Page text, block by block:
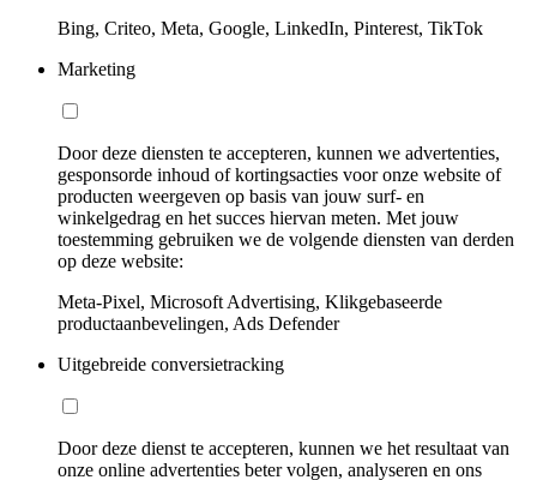
Bing, Criteo, Meta, Google, LinkedIn, Pinterest, TikTok
Marketing
Door deze diensten te accepteren, kunnen we advertenties,
gesponsorde inhoud of kortingsacties voor onze website of
producten weergeven op basis van jouw surf- en
winkelgedrag en het succes hiervan meten. Met jouw
toestemming gebruiken we de volgende diensten van derden
op deze website:
Meta-Pixel, Microsoft Advertising, Klikgebaseerde
productaanbevelingen, Ads Defender
Uitgebreide conversietracking
Door deze dienst te accepteren, kunnen we het resultaat van
onze online advertenties beter volgen, analyseren en ons